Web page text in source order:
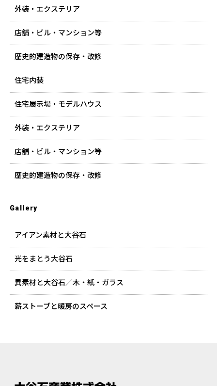
外装・エクステリア
店舗・ビル・マンション等
歴史的建造物の保存・改修
住宅内装
住宅展示場・モデルハウス
外装・エクステリア
店舗・ビル・マンション等
歴史的建造物の保存・改修
Gallery
アイアン素材と大谷石
光をまとう大谷石
異素材と大谷石／木・紙・ガラス
薪ストーブと暖房のスペース